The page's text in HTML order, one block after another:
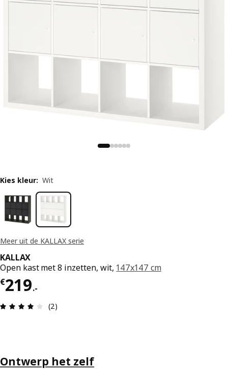
Meer uit de KALLAX serie
KALLAX
Open kast met 8 inzetten, wit, 147x147 cm
€219.-
Prijs € 219.-
Review: 4 van 5 sterren. Totaal beoordelingen: 2
(2)
Kies kleur: Wit
Ontwerp het zelf